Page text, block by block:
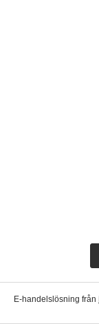
E-handelslösning från